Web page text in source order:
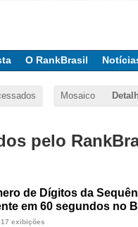
O RankBrasil
Mosaico
pelo
de Dígitos da
em 60 segundos no
exibições